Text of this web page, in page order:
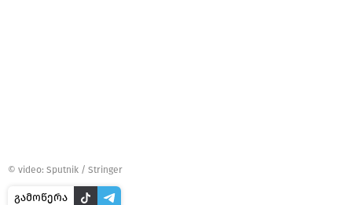
© video: Sputnik / Stringer
გამოწერა